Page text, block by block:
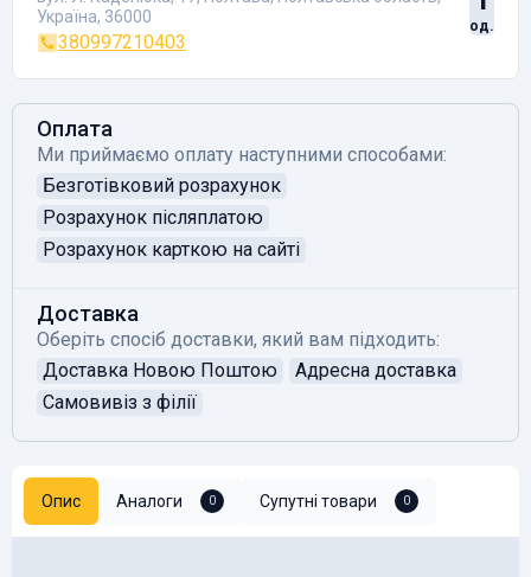
Україна, 36000
380997210403
од.
Оплата
Ми приймаємо оплату наступними способами:
Безготівковий розрахунок
Розрахунок післяплатою
Розрахунок карткою на сайті
Доставка
Оберіть спосіб доставки, який вам підходить:
Доставка Новою Поштою
Адресна доставка
Самовивіз з філії
Опис Аналоги 0 Супутні товари 0